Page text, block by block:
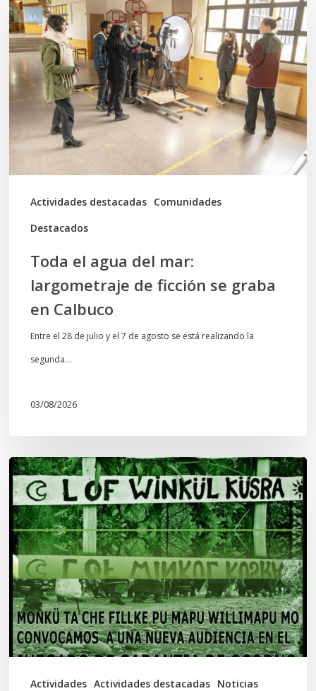
Actividades destacadas Comunidades
Destacados
el
agua
del
mar:
largometraje
de
ficción
se
graba
Toda el agua del mar:
largometraje de ficción se graba
en Calbuco
Entre el 28 de julio y el 7 de agosto se está realizando la
segunda…
03/08/2026
Actividades Actividades destacadas Noticias
Lof
Winkül
Küsra
convoca
a
apoyar
audiencia
en
Juzgado